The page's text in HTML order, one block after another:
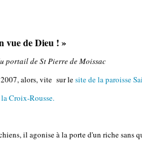
vue de Dieu ! »
portail de St Pierre de Moissac
alors, vite sur lesite de la paroisse
Croix-Rousse.
il agonise à la porte d'un riche sans